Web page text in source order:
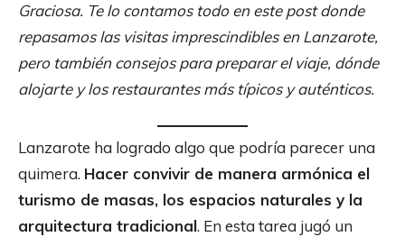
Graciosa. Te lo contamos todo en este post donde
repasamos las visitas imprescindibles en Lanzarote,
pero también consejos para preparar el viaje, dónde
alojarte y los restaurantes más típicos y auténticos.
Lanzarote ha logrado algo que podría parecer una
quimera. Hacer convivir de manera armónica el
turismo de masas, los espacios naturales y la
arquitectura tradicional. En esta tarea jugó un